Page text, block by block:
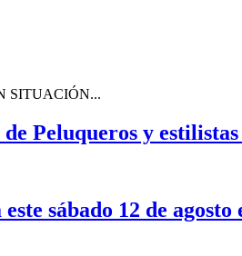
SITUACIÓN...
Peluqueros y
sábado 12 de agosto